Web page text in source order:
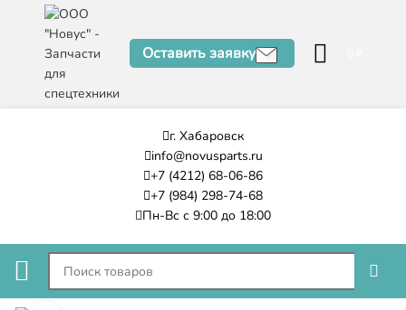
Оставить заявку
г. Хабаровск
info@novusparts.ru
+7 (4212) 68-06-86
+7 (984) 298-74-68
Пн-Вс с 9:00 до 18:00